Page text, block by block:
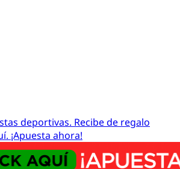
deportivas. Recibe de regalo
¡Apuesta ahora!